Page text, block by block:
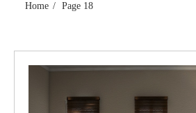
Home Page 18